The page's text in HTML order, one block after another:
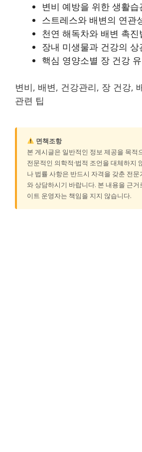
변비 예방을 위한 생활습
스트레스와 배변의 연관
천연 해독차와 배변 촉진
장내 미생물과 건강의 상
핵심 영양소별 장 건강
변비, 배변, 건강관리, 장 건강,
관련 팁
면책조항
본 게시글은 일반적인 정보 제공을 목적
전문적인 의학적·법적 조언을 대체하지
나 법률 사항은 반드시 자격을 갖춘 전문
와 상담하시기 바랍니다. 본 내용을 근
이트 운영자는 책임을 지지 않습니다.